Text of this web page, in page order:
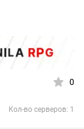
0
Кол-во серверов: 1